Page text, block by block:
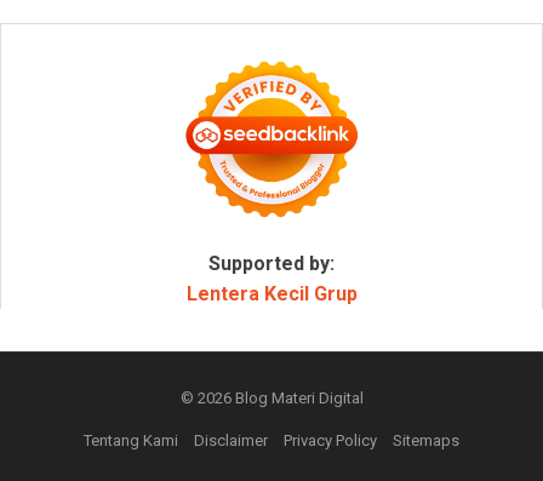
Supported by:
Lentera Kecil Grup
© 2026 Blog Materi Digital
Tentang Kami Disclaimer Privacy Policy Sitemaps